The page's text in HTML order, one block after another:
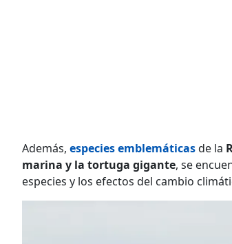
Además, especies emblemáticasde la
marina y la tortuga gigante, se
especies y los efectos del cambio